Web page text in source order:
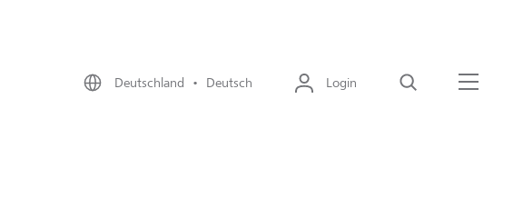
Deutschland • Deutsch Login